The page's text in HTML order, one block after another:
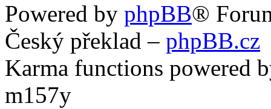
Powered by phpBB®
Český překlad – phpBB.cz
Karma functions powered
m157y